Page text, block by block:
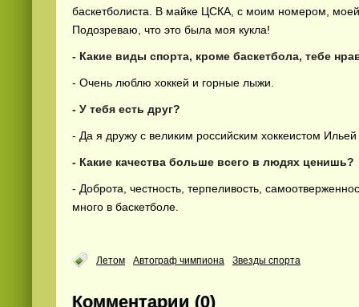
баскетболиста. В майке ЦСКА, с моим номером,
Подозреваю, что это была моя кукла!
- Какие виды спорта, кроме баскетбола, тебе
- Очень люблю хоккей и горные лыжи.
- У тебя есть друг?
- Да я дружу с великим российским хоккеистом
- Какие качества больше всего в людях ценишь?
- Доброта, честность, терпеливость,
много в баскетболе.
Летом Автограф чимпиона Звезды спорта
Комментарии (0)